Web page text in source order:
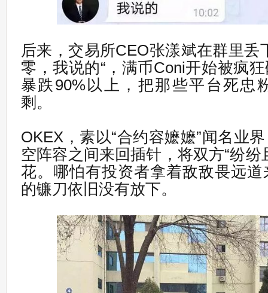
后来，交易所CEO张漾斌在群里丢
零，我说的“，满币Coni开始被疯
暴跌90%以上，把那些平台死忠
剩。
OKEX，素以“合约容嬷嬷”闻名业
空阵容之间来回插针，将双方“纷纷
花。哪怕有投资者拿着敌敌畏远
的镰刀依旧没有放下。